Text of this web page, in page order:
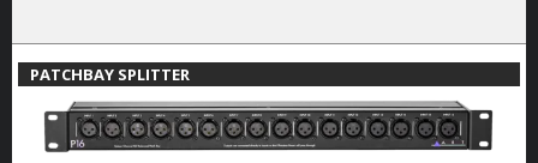
PATCHBAY SPLITTER